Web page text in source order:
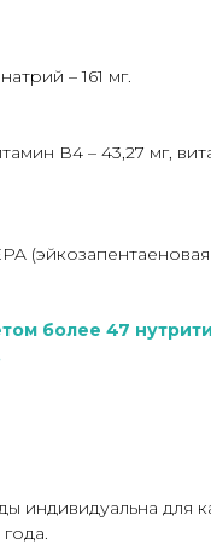
– 161 мг.
В4 – 43,27 мг,
более 47
индивидуальна для